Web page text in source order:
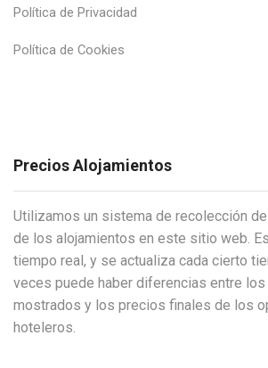
Política de Privacidad
Política de Cookies
Precios Alojamientos
Utilizamos un sistema de recolección
de los alojamientos en este sitio web.
tiempo real, y se actualiza cada cierto
veces puede haber diferencias entre
mostrados y los precios finales de los
hoteleros.